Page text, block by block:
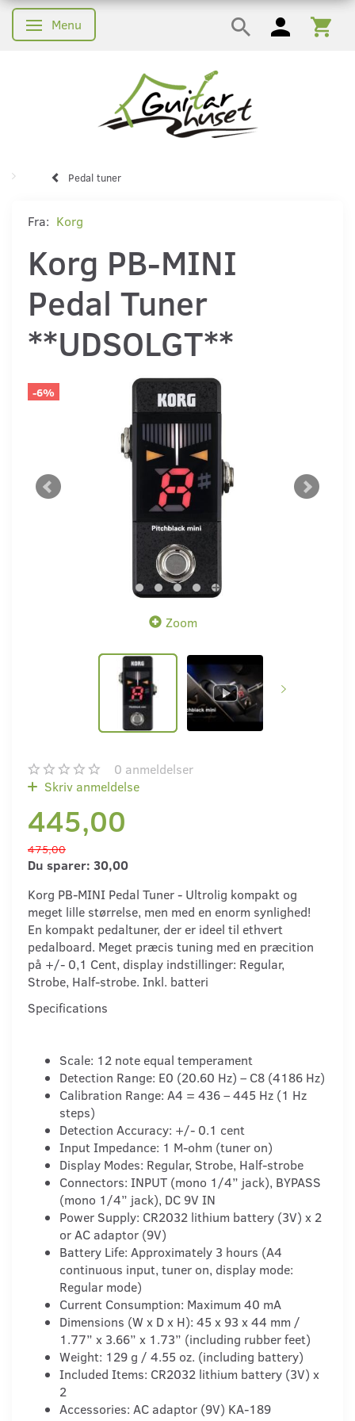
Skifte navigation
Menu
Pedal tuner
Fra: Korg
Korg PB-MINI
Pedal Tuner
**UDSOLGT**
-6%
Zoom
0 anmeldelser
Skriv anmeldelse
445,00
475,00
Du sparer: 30,00
Korg PB-MINI Pedal Tuner - Ultrolig kompakt og
meget lille størrelse, men med en enorm synlighed!
En kompakt pedaltuner, der er ideel til ethvert
pedalboard. Meget præcis tuning med en præcition
på +/- 0,1 Cent, display indstillinger: Regular,
Strobe, Half-strobe. Inkl. batteri
Specifications
Scale: 12 note equal temperament
Detection Range: E0 (20.60 Hz) – C8 (4186 Hz)
Calibration Range: A4 = 436 – 445 Hz (1 Hz
steps)
Detection Accuracy: +/- 0.1 cent
Input Impedance: 1 M-ohm (tuner on)
Display Modes: Regular, Strobe, Half-strobe
Connectors: INPUT (mono 1/4” jack), BYPASS
(mono 1/4” jack), DC 9V IN
Power Supply: CR2032 lithium battery (3V) x 2
or AC adaptor (9V)
Battery Life: Approximately 3 hours (A4
continuous input, tuner on, display mode:
Regular mode)
Current Consumption: Maximum 40 mA
Dimensions (W x D x H): 45 x 93 x 44 mm /
1.77” x 3.66” x 1.73” (including rubber feet)
Weight: 129 g / 4.55 oz. (including battery)
Included Items: CR2032 lithium battery (3V) x
2
Accessories: AC adaptor (9V) KA-189